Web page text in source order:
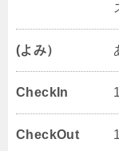
(よみ）
CheckIn
CheckOut